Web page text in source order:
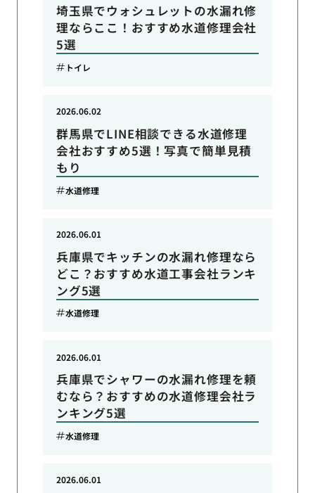
埼玉県でウォシュレットの水漏れ修
理ならここ！おすすめ水道修理会社
5選
トイレ
群馬県でLINE相談できる水道修理
会社おすすめ5選！写真で簡単見積
もり
2026.06.02
水道修理
兵庫県でキッチンの水漏れ修理なら
どこ？おすすめ水道工事会社ランキ
ング5選
2026.06.01
水道修理
兵庫県でシャワーの水漏れ修理を頼
むなら？おすすめの水道修理会社ラ
ンキング5選
2026.06.01
水道修理
2026.06.01